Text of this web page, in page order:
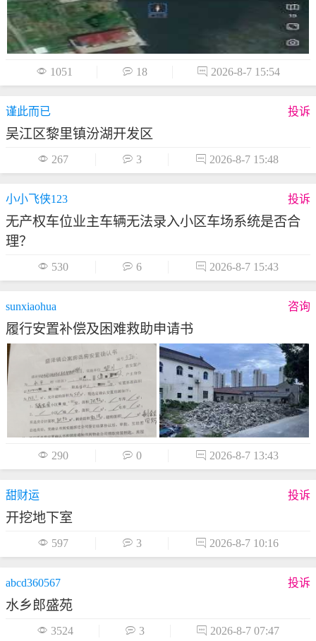
 1051  18  2026-8-7 15:54
谨此而已 投诉
吴江区黎里镇汾湖开发区
 267  3  2026-8-7 15:48
小小飞侠123 投诉
无产权车位业主车辆无法录入小区车场系统是否合
理？
 530  6  2026-8-7 15:43
sunxiaohua 咨询
履行安置补偿及困难救助申请书
 290  0  2026-8-7 13:43
甜财运 投诉
开挖地下室
 597  3  2026-8-7 10:16
abcd360567 投诉
水乡郎盛苑
 3524  3  2026-8-7 07:47